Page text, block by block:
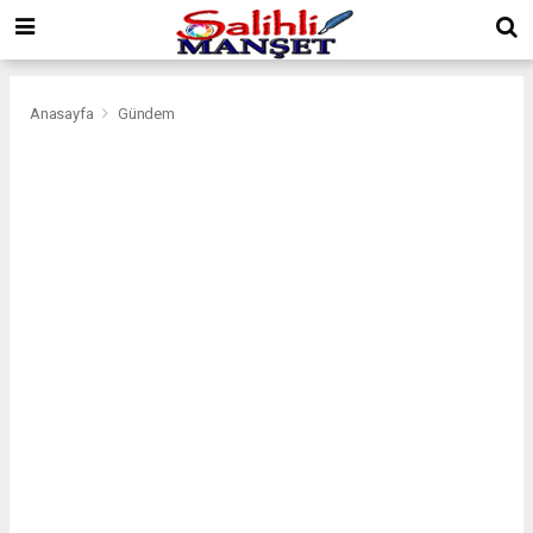
Anasayfa Gündem